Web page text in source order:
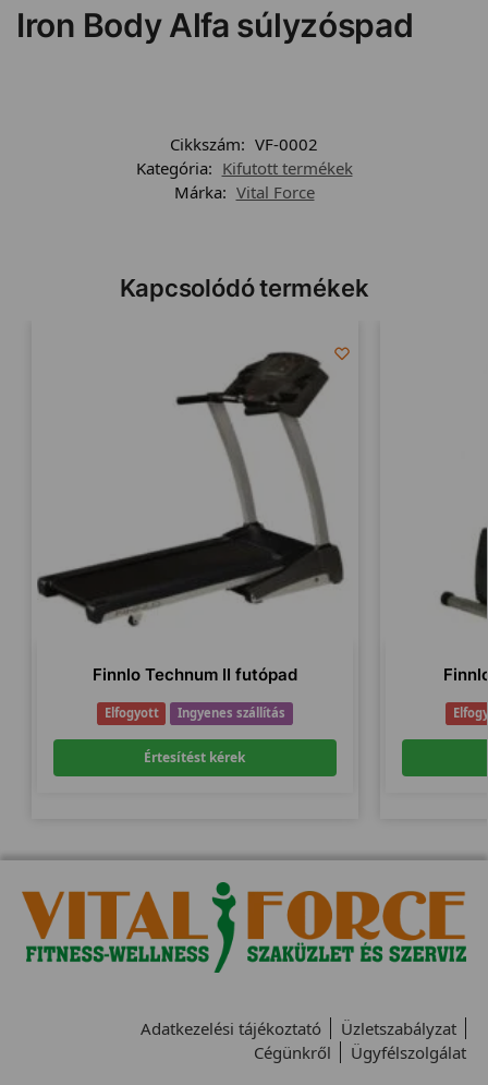
Iron Body Alfa súlyzóspad
Cikkszám: VF-0002
Kategória: Kifutott termékek
Márka: Vital Force
Kapcsolódó termékek
Finnlo Technum II futópad
Elfogyott Ingyenes szállítás
Értesítést kérek
Adatkezelési tájékoztató
Üzletszabályzat
Cégünkről
Ügyfélszolgálat